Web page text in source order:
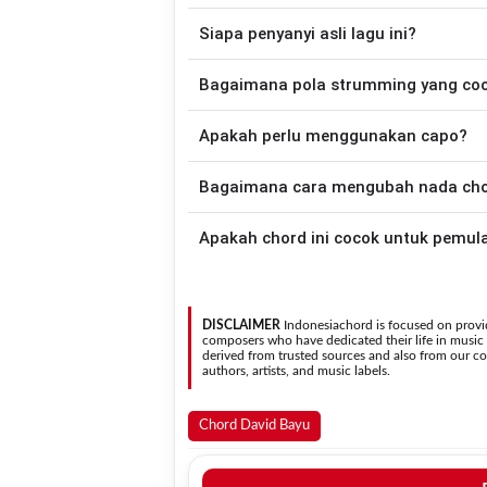
sehingga lebih mudah dimainkan oleh
Siapa penyanyi asli lagu ini?
chord gitar yang lebih mudah
Bagaimana pola strumming yang
Down - Down - Up - Up - Down - Up
Jiwa.
Apakah perlu menggunakan capo?
asli penyanyi, kamu dapat
Bagaimana cara mengubah nada
nada. Seluruh chord akan berubah secara otomatis tanpa mengubah lirik sehingga kamu dapat
Apakah chord ini cocok untuk
DISCLAIMER Indonesiachord is focused on
composers who have dedicated their life in
derived from trusted sources and also from our
authors, artists, and music labels.
Chord David Bayu